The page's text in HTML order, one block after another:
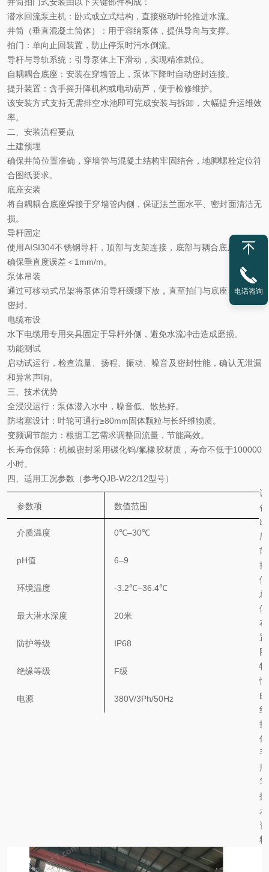
‌潜水回流泵主机‌：卧式或立式结构，直接驱动叶轮推进水流。
‌井筒（垂直混凝土筒体）‌：用于容纳泵体，提供导向与支撑。
‌拍门‌：单向止回装置，防止停泵时污水倒流。
‌导杆与导轨系统‌：引导泵体上下滑动，实现精准就位。
‌自耦耦合底座‌：安装在穿墙管上，泵体下降时自动密封连接。
‌提升装置‌：含手摇升降机构或电动葫芦，便于检修维护。
该安装方式支持‌无需排空水池即可完成安装与拆卸‌，大幅提升运维效
率。
二、安装流程要点
‌土建预埋‌
确保井筒位置准确，穿墙管与混凝土结构牢固结合，地脚螺栓定位符
合图纸要求。
‌底座安装‌
将自耦耦合底座焊接于穿墙管内侧，保证法兰面水平、密封面清洁无
损。
‌导杆固定‌
使用AISI304不锈钢导杆，顶部与支架连接，底部与耦合底座对齐，
确保垂直度误差＜1mm/m。
‌泵体吊装‌
通过可移动式吊架将泵体沿导杆缓缓下放，直至拍门与底座自动压紧
密封。
‌电缆布设‌
水下电缆用专用夹具固定于导杆外侧，避免水流冲击造成磨损。
‌功能测试‌
启动试运行，检查流量、扬程、振动、噪音及密封性能，确认无泄漏
和异常声响。
三、技术优势
‌全浸没运行‌：泵体潜入水中，噪音低、散热好。
‌防堵塞设计‌：叶轮可通行≥80mm固体颗粒与长纤维物质。
‌变频调节能力‌：根据工艺需求调整回流量，节能高效。
‌长寿命保障‌：机械密封采用碳化钨/氟橡胶材质，寿命不低于100000
小时。
四、适用工况参数（参考QJB-W22/12型号）
参数项 数值范围
介质温度 0℃–30℃
pH值 6–9
环境温度 -3.2℃–36.4℃
最大潜水深度 20米
防护等级 IP68
绝缘等级 F级
电源 380V/3Ph/50Hz
设
备
出
厂
前
提
供
总
体
布
置
特
性
曲
操
作
手
册‌
等
技
术
资
电话咨询